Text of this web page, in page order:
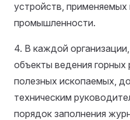
устройств, применяемых
промышленности.
4. В каждой
объекты ведения горных
полезных ископаемых,
техническим
порядок заполнения